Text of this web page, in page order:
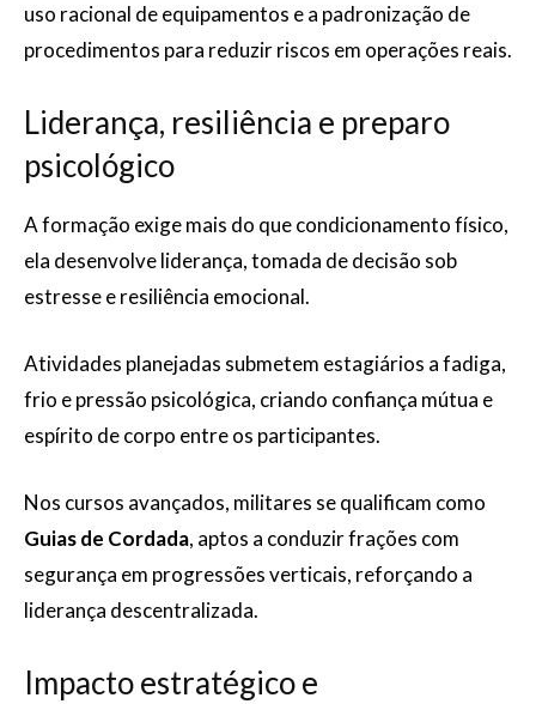
uso racional de equipamentos e a padronização de
procedimentos para reduzir riscos em operações reais.
Liderança, resiliência e preparo
psicológico
A formação exige mais do que condicionamento físico,
ela desenvolve liderança, tomada de decisão sob
estresse e resiliência emocional.
Atividades planejadas submetem estagiários a fadiga,
frio e pressão psicológica, criando confiança mútua e
espírito de corpo entre os participantes.
Nos cursos avançados, militares se qualificam como
Guias de Cordada, aptos a conduzir frações com
segurança em progressões verticais, reforçando a
liderança descentralizada.
Impacto estratégico e